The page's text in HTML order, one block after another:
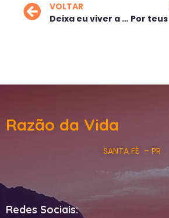
VOLTAR
Deixa eu viver a minha vida
Razão da Vida
SANTA FÉ – PR
Redes Sociais: